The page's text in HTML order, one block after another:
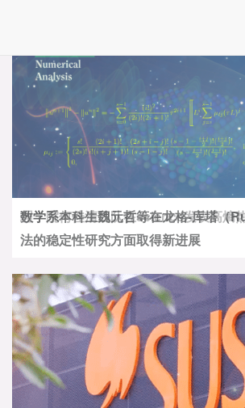
数学系本科生魏元哲等在龙格-库塔（
法的稳定性研究方面取得新进展